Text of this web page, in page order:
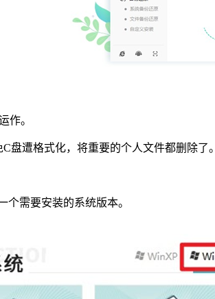
作。
C盘遭格式化，将重要的个人文件都删除了。
个需要安装的系统版本。